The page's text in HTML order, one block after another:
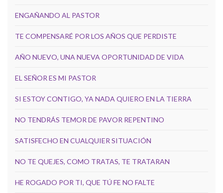
ENGAÑANDO AL PASTOR
TE COMPENSARÉ POR LOS AÑOS QUE PERDISTE
AÑO NUEVO, UNA NUEVA OPORTUNIDAD DE VIDA
EL SEÑOR ES MI PASTOR
SI ESTOY CONTIGO, YA NADA QUIERO EN LA TIERRA
NO TENDRÁS TEMOR DE PAVOR REPENTINO
SATISFECHO EN CUALQUIER SITUACIÓN
NO TE QUEJES, COMO TRATAS, TE TRATARAN
HE ROGADO POR TI, QUE TÚ FE NO FALTE